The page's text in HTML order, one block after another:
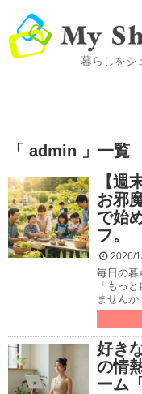
暮らしをシ
「 admin 」一覧
【週
お邪
で始
フ。
2026/
毎日の暮
「もっ
ませんか
好き
の情
ーム